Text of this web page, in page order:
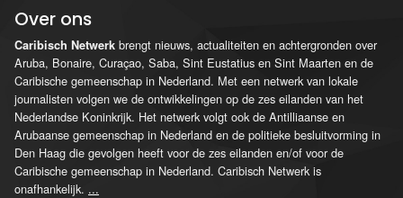
Over ons
Caribisch Netwerk brengt nieuws, actualiteiten en achtergronden over
Aruba, Bonaire, Curaçao, Saba, Sint Eustatius en Sint Maarten en de
Caribische gemeenschap in Nederland. Met een netwerk van lokale
journalisten volgen we de ontwikkelingen op de zes eilanden van het
Nederlandse Koninkrijk. Het netwerk volgt ook de Antilliaanse en
Arubaanse gemeenschap in Nederland en de politieke besluitvorming in
Den Haag die gevolgen heeft voor de zes eilanden en/of voor de
Caribische gemeenschap in Nederland. Caribisch Netwerk is
onafhankelijk. ...